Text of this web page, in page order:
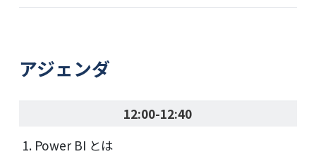
アジェンダ
12:00-12:40
Power BI とは